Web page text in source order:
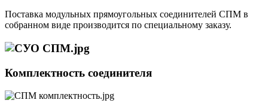
Поставка модульных прямоугольных соединителей СПМ в
собранном виде производится по специальному заказу.
Комплектность соединителя